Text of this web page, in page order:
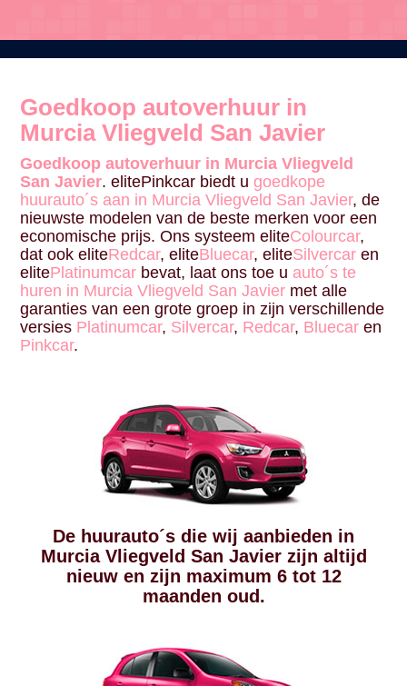
Goedkoop autoverhuur in
Murcia Vliegveld San Javier
Goedkoop autoverhuur in Murcia Vliegveld
San Javier. elitePinkcar biedt ugoedkope
huurauto´s aan in Murcia Vliegveld San Javier, de
nieuwste modelen van de beste merken voor een
economische prijs. Ons systeem eliteColourcar,
dat ook eliteRedcar, eliteBluecar, eliteSilvercar en
elitePlatinumcar bevat, laat ons toe u auto´s te
huren in Murcia Vliegveld San Javier met alle
garanties van een grote groep in zijn verschillende
versies Platinumcar, Silvercar, Redcar, Bluecar en
Pinkcar.
De huurauto´s die wij aanbieden in
Murcia Vliegveld San Javier zijn altijd
nieuw en zijn maximum 6 tot 12
maanden oud.